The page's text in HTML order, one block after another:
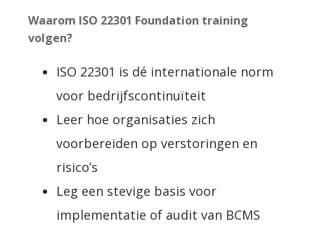
Waarom ISO 22301 Foundation training
volgen?
ISO 22301 is dé internationale norm
voor bedrijfscontinuïteit
Leer hoe organisaties zich
voorbereiden op verstoringen en
risico’s
Leg een stevige basis voor
implementatie of audit van BCMS